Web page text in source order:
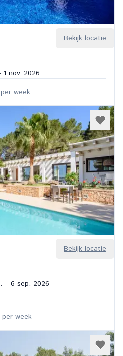
Bekijk locatie
nov. 2026
per week
Bekijk locatie
– 6 sep. 2026
per week